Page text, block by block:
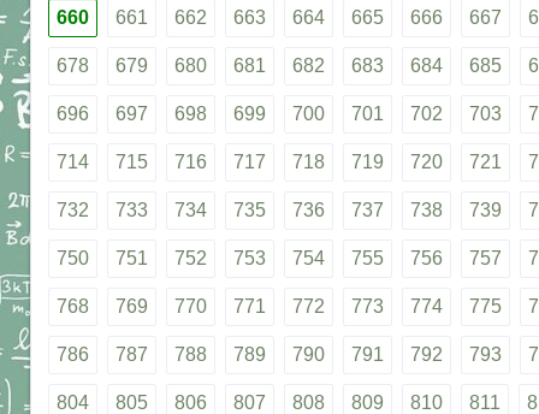
660 661 662 663 664 665 666 667
678 679 680 681 682 683 684 685
696 697 698 699 700 701 702 703
714 715 716 717 718 719 720 721
732 733 734 735 736 737 738 739
750 751 752 753 754 755 756 757
768 769 770 771 772 773 774 775
786 787 788 789 790 791 792 793
804 805 806 807 808 809 810 811